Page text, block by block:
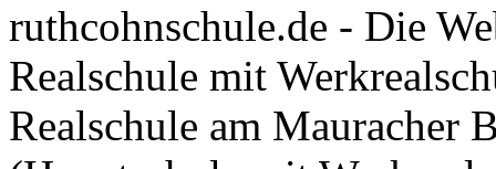
ruthcohnschule.de - Die
Realschule mit
Realschule am Mauracher